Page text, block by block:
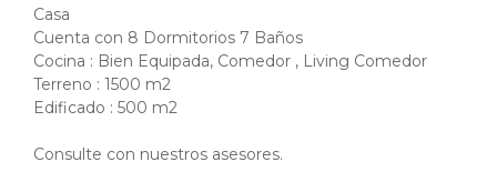
Casa
Cuenta con 8 Dormitorios 7 Baños
Cocina : Bien Equipada, Comedor , Living Comedor
Terreno : 1500 m2
Edificado : 500 m2
Consulte con nuestros asesores.